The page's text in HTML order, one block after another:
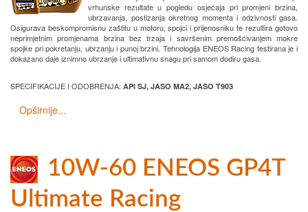
vrhunske rezultate u pogledu osjećaja pri promjeni brzina,
ubrzavanja, postizanja okretnog momenta i odzivnosti gasa.
Osigurava beskompromisnu zaštitu u motoru, spojci i prijenosniku te rezultira gotovo
neprimjetnim promjenama brzina bez trzaja i savršenim premošćivanjem mokre
spojke pri pokretanju, ubrzanju i punoj brzini. Tehnologija ENEOS Racing testirana je i
dokazano daje iznimno ubrzanje i ultimativnu snagu pri samom dodiru gasa.
SPECIFIKACIJE I ODOBRENJA: API SJ, JASO MA2, JASO T903
Opširnije...
10W-60 ENEOS GP4T
Ultimate Racing